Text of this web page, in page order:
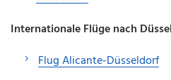
Internationale Flüge nach
Flug Alicante-Düsseldorf